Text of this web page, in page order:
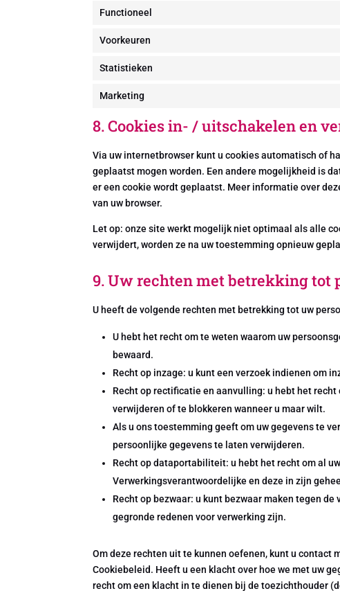
Functioneel
Voorkeuren
Statistieken
Marketing
8. Cookies in- / uitschakelen en
Via uw internetbrowser kunt u cookies automatisch of
geplaatst mogen worden. Een andere mogelijkheid is
er een cookie wordt geplaatst. Meer informatie over
van uw browser.
Let op: onze site werkt mogelijk niet optimaal als alle
verwijdert, worden ze na uw toestemming opnieuw
9. Uw rechten met betrekking tot
U heeft de volgende rechten met betrekking tot uw
U hebt het recht om te weten waarom uw
bewaard.
Recht op inzage: u kunt een verzoek indienen om
Recht op rectificatie en aanvulling: u hebt het
verwijderen of te blokkeren wanneer u maar wilt.
Als u ons toestemming geeft om uw gegevens te
persoonlijke gegevens te laten verwijderen.
Recht op dataportabiliteit: u hebt het recht om al
Verwerkingsverantwoordelijke en deze in zijn
Recht op bezwaar: u kunt bezwaar maken tegen
gegronde redenen voor verwerking zijn.
Om deze rechten uit te kunnen oefenen, kunt u
Cookiebeleid. Heeft u een klacht over hoe we met uw
recht om een klacht in te dienen bij de toezichthouder